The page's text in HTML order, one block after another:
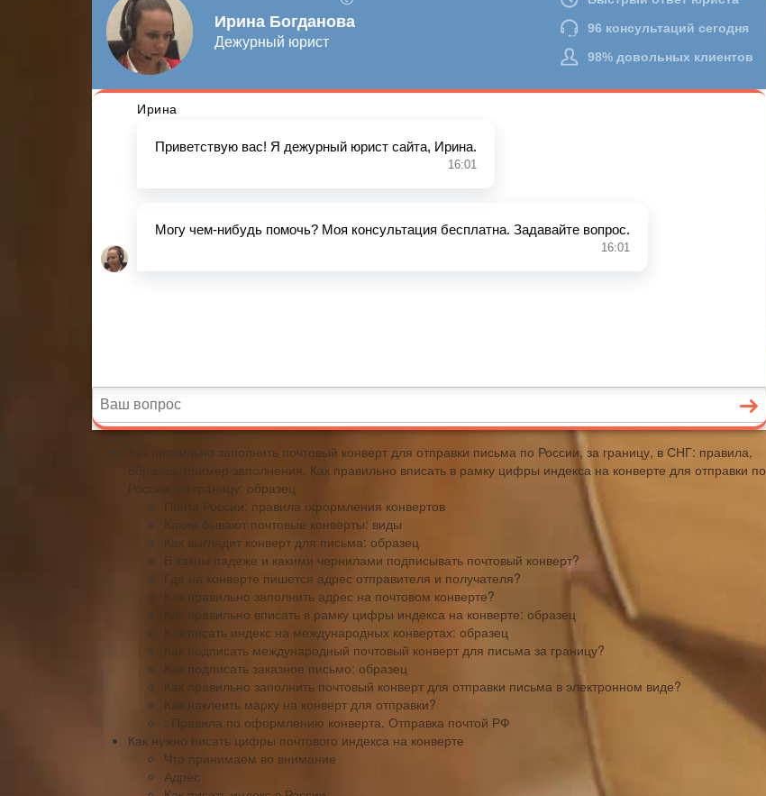
Как правильно заполнить почтовый конверт для отправки письма по России, за границу, в СНГ: правила,
образец, пример заполнения. Как правильно вписать в рамку цифры индекса на конверте для отправки по
России, за границу: образец
Почта России: правила оформления конвертов
Какие бывают почтовые конверты: виды
Как выглядит конверт для письма: образец
В каком падеже и какими чернилами подписывать почтовый конверт?
Где на конверте пишется адрес отправителя и получателя?
Как правильно заполнить адрес на почтовом конверте?
Как правильно вписать в рамку цифры индекса на конверте: образец
Как писать индекс на международных конвертах: образец
Как подписать международный почтовый конверт для письма за границу?
Как подписать заказное письмо: образец
Как правильно заполнить почтовый конверт для отправки письма в электронном виде?
Как наклеить марку на конверт для отправки?
: Правила по оформлению конверта. Отправка почтой РФ
Как нужно писать цифры почтового индекса на конверте
Что принимаем во внимание
Адрес